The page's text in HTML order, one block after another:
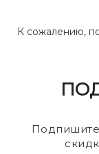
К сожалению,